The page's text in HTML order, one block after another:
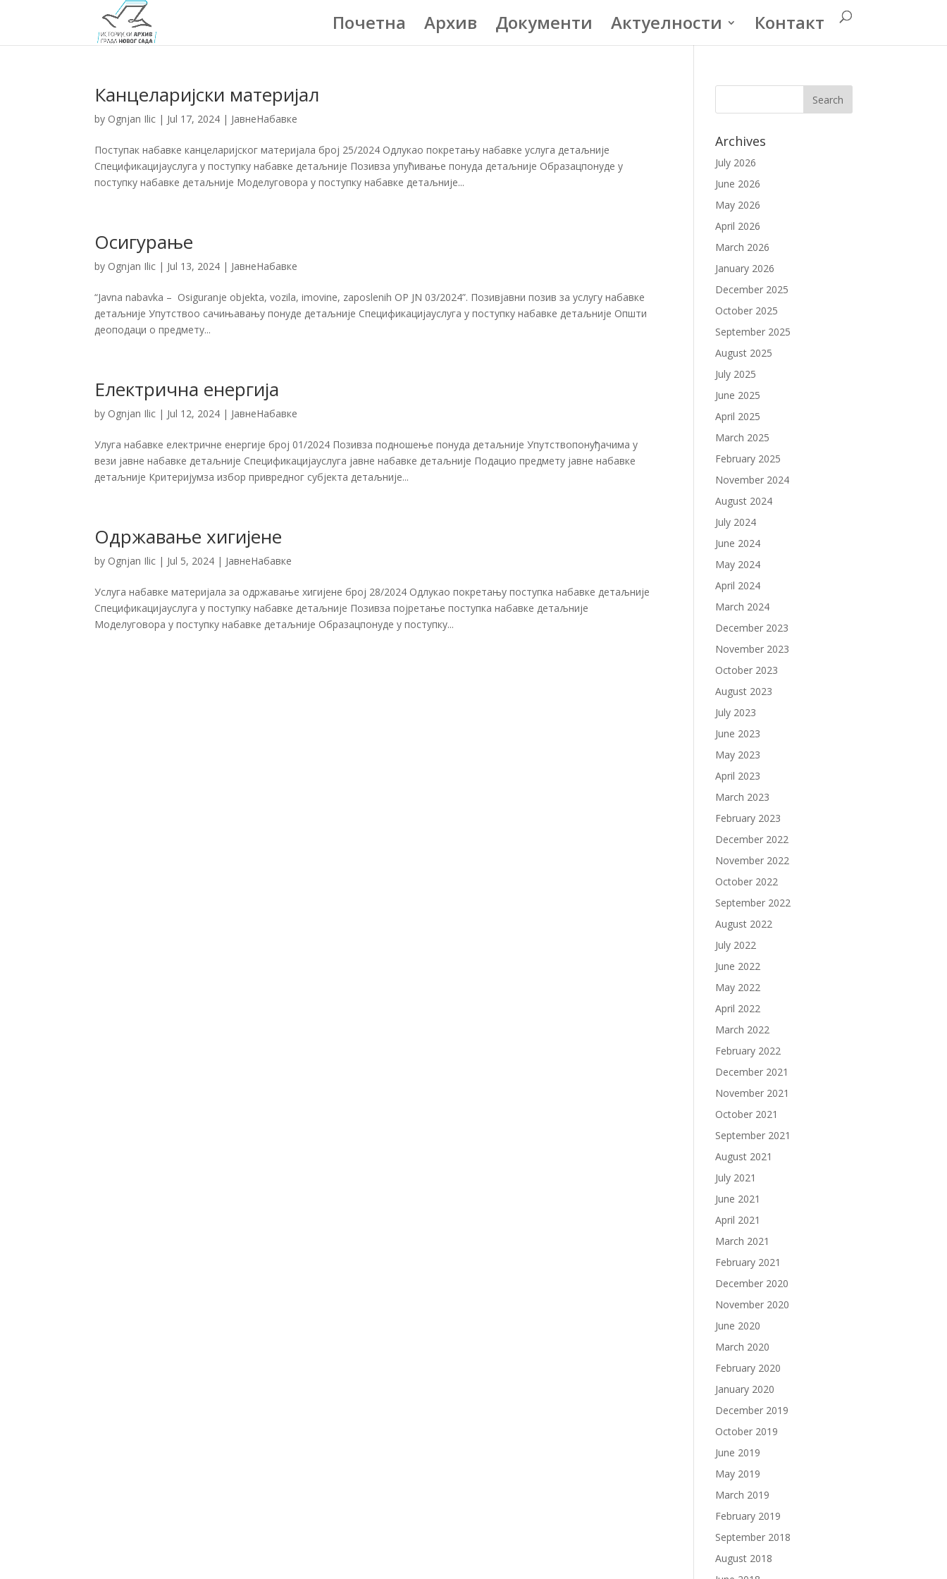
Почетна Архив Документи Актуелности Контакт
Канцеларијски материјал
by Ognjan Ilic | Jul 17, 2024 | ЈавнеНабавке
Поступак набавке канцеларијског материјала број 25/2024 Одлукао покретању набавке услуга детаљније
Спецификацијауслуга у поступку набавке детаљније Позивза упућивање понуда детаљније Образацпонуде у
поступку набавке детаљније Моделуговора у поступку набавке детаљније...
Осигурање
by Ognjan Ilic | Jul 13, 2024 | ЈавнеНабавке
“Javna nabavka – Osiguranje objekta, vozila, imovine, zaposlenih OP JN 03/2024”. Позивјавни позив за услугу набавке
детаљније Упутствоо сачињавању понуде детаљније Спецификацијауслуга у поступку набавке детаљније Општи
деоподаци о предмету...
Електрична енергија
by Ognjan Ilic | Jul 12, 2024 | ЈавнеНабавке
Улуга набавке електричне енергије број 01/2024 Позивза подношење понуда детаљније Упутствопонуђачима у
вези јавне набавке детаљније Спецификацијауслуга јавне набавке детаљније Подацио предмету јавне набавке
детаљније Критеријумза избор привредног субјекта детаљније...
Одржавање хигијене
by Ognjan Ilic | Jul 5, 2024 | ЈавнеНабавке
Услуга набавке материјала за одржавање хигијене број 28/2024 Одлукао покретању поступка набавке детаљније
Спецификацијауслуга у поступку набавке детаљније Позивза појретање поступка набавке детаљније
Моделуговора у поступку набавке детаљније Образацпонуде у поступку...
Archives
July 2026
June 2026
May 2026
April 2026
March 2026
January 2026
December 2025
October 2025
September 2025
August 2025
July 2025
June 2025
April 2025
March 2025
February 2025
November 2024
August 2024
July 2024
June 2024
May 2024
April 2024
March 2024
December 2023
November 2023
October 2023
August 2023
July 2023
June 2023
May 2023
April 2023
March 2023
February 2023
December 2022
November 2022
October 2022
September 2022
August 2022
July 2022
June 2022
May 2022
April 2022
March 2022
February 2022
December 2021
November 2021
October 2021
September 2021
August 2021
July 2021
June 2021
April 2021
March 2021
February 2021
December 2020
November 2020
June 2020
March 2020
February 2020
January 2020
December 2019
October 2019
June 2019
May 2019
March 2019
February 2019
September 2018
August 2018